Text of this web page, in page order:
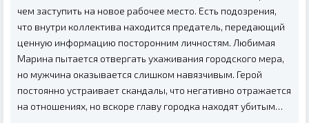
чем заступить на новое рабочее место. Есть подозрения,
что внутри коллектива находится предатель, передающий
ценную информацию посторонним личностям. Любимая
Марина пытается отвергать ухаживания городского мера,
но мужчина оказывается слишком навязчивым. Герой
постоянно устраивает скандалы, что негативно отражается
на отношениях, но вскоре главу городка находят убитым…